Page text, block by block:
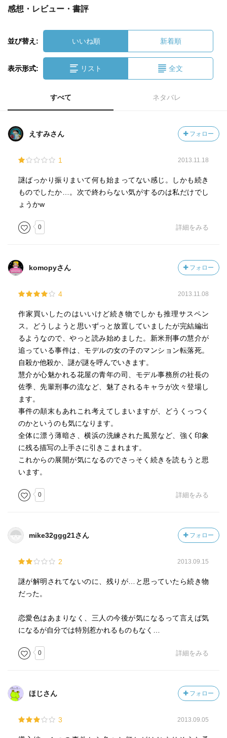
感想・レビュー・書評
並び替え: いいね順 新着順
表示形式: リスト 全文
すべて ネタバレ
えすみさん フォロー
1 2013.11.18
謎ばっかり振りまいて何も始まってない感じ。しかも続き
ものでしたか…。次で終わらない気がするのは私だけでし
ょうかw
0 詳細をみる
komopyさん フォロー
4 2013.11.08
作家買いしたのはいいけど続き物でしかも推理サスペン
ス。どうしようと思いずっと放置していましたが完結編出
るようなので、やっと読み始めました。新米刑事の慧介が
追っている事件は、モデルの女の子のマンション転落死。
自殺か他殺か、謎が謎を呼んでいきます。
慧介が心魅かれる花屋の青年の司、モデル事務所の社長の
佐季、先輩刑事の流など、魅了されるキャラが次々登場し
ます。
事件の顛末もあれこれ考えてしまいますが、どうくっつく
のかというのも気になります。
全体に漂う薄暗さ、横浜の洗練された風景など、強く印象
に残る描写の上手さに引きこまれます。
これからの展開が気になるのでさっそく続きを読もうと思
います。
0 詳細をみる
mike32ggg21さん フォロー
2 2013.09.15
謎が解明されてないのに、残りが…と思っていたら続き物
だった。
恋愛色はあまりなく、三人の今後が気になるって言えば気
になるが自分では特別惹かれるものもなく…
0 詳細をみる
ほじさん フォロー
3 2013.09.05